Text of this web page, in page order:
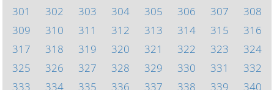
301
302 303 304 305 306 307
308
309
310 311 312 313 314 315
316
317
318 319 320 321 322 323
324
325
326 327 328 329 330 331
332
333
334 335 336 337 338 339 340